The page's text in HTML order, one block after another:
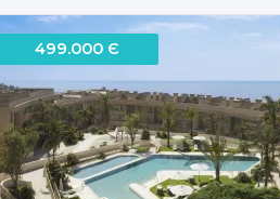
499.000 Є